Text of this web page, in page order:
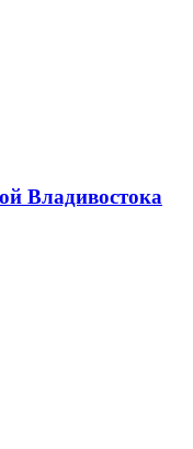
Владивостока